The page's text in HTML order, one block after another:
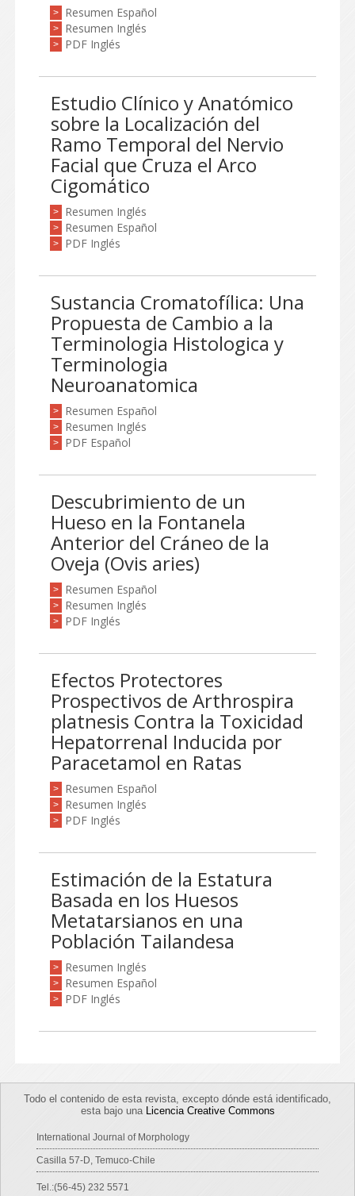
> Resumen Español
> Resumen Inglés
> PDF Inglés
Estudio Clínico y Anatómico
sobre la Localización del
Ramo Temporal del Nervio
Facial que Cruza el Arco
Cigomático
> Resumen Inglés
> Resumen Español
> PDF Inglés
Sustancia Cromatofílica: Una
Propuesta de Cambio a la
Terminologia Histologica y
Terminologia
Neuroanatomica
> Resumen Español
> Resumen Inglés
> PDF Español
Descubrimiento de un
Hueso en la Fontanela
Anterior del Cráneo de la
Oveja (Ovis aries)
> Resumen Español
> Resumen Inglés
> PDF Inglés
Efectos Protectores
Prospectivos de Arthrospira
platnesis Contra la Toxicidad
Hepatorrenal Inducida por
Paracetamol en Ratas
> Resumen Español
> Resumen Inglés
> PDF Inglés
Estimación de la Estatura
Basada en los Huesos
Metatarsianos en una
Población Tailandesa
> Resumen Inglés
> Resumen Español
> PDF Inglés
Todo el contenido de esta revista, excepto dónde está identificado,
esta bajo una Licencia Creative Commons
International Journal of Morphology
Casilla 57-D, Temuco-Chile
Tel.:(56-45) 232 5571